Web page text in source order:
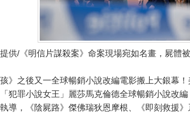
提供/《明信片謀殺案》命案現場宛如名畫，屍體
》之後又一全球暢銷小說改編電影搬上大銀幕
犯罪小說女王」麗莎馬克倫德全球暢銷小說改
導，《陰屍路》傑佛瑞狄恩摩根、《即刻救援